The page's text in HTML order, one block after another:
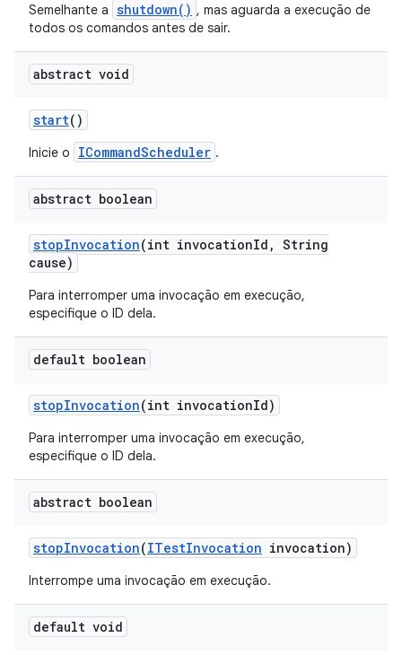
Semelhante a shutdown() , mas aguarda a execução de
todos os comandos antes de sair.
abstract void
start()
Inicie o ICommandScheduler .
abstract boolean
stopInvocation(int invocationId , String
cause)
Para interromper uma invocação em execução,
especifique o ID dela.
default boolean
stopInvocation(int invocationId)
Para interromper uma invocação em execução,
especifique o ID dela.
abstract boolean
stopInvocation(ITestInvocation invocation)
Interrompe uma invocação em execução.
default void